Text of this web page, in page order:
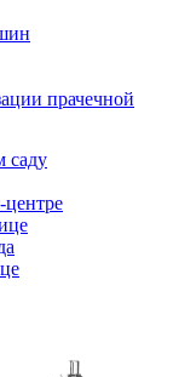
прачечной
саду
центре